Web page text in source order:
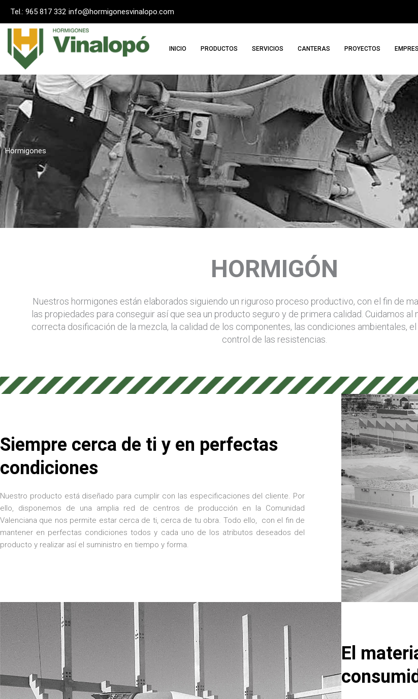
contenido
Tel.: 965 817 332 info@hormigonesvinalopo.com
INICIO PRODUCTOS SERVICIOS CANTERAS PROYECTOS
Hormigones
HORMIGÓN
Nuestros hormigones están elaborados siguiendo un riguroso proceso productivo, con el fin de
las propiedades para conseguir así que sea un producto seguro y de primera calidad. Cuidamos
correcta dosificación de la mezcla, la calidad de los componentes, las condiciones ambientales,
control de las resistencias.
Siempre cerca de ti y en perfectas
condiciones
Nuestro producto está diseñado para cumplir con las especificaciones del cliente. Por
ello, disponemos de una amplia red de centros de producción en la Comunidad
Valenciana que nos permite estar cerca de ti, cerca de tu obra. Todo ello, con el fin de
mantener en perfectas condiciones todos y cada uno de los atributos deseados del
producto y realizar así el suministro en tiempo y forma.
El